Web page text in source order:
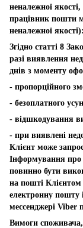
неналежної
працівник пошти
неналежної якості):
Згідно статті 8
разі виявлення
днів з моменту
- пропорційного
- безоплатного
- відшкодування
- при виявлені
Клієнт може
Інформування про
повинно бути
на пошті
електронну пошту
мессенджері Viber
Вимоги споживача,